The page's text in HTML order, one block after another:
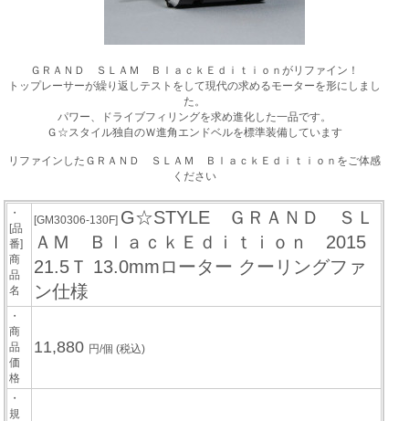
ＧＲＡＮＤ ＳＬＡＭ ＢｌａｃｋＥｄｉｔｉｏｎがリファイン！
トップレーサーが繰り返しテストをして現代の求めるモーターを形にしまし
た。
パワー、ドライブフィリングを求め進化した一品です。
Ｇ☆スタイル独自のＷ進角エンドベルを標準装備しています
リファインしたＧＲＡＮＤ ＳＬＡＭ ＢｌａｃｋＥｄｉｔｉｏｎをご体感
ください
・
[品
番]
商
品
名
[GM30306-130F] G☆STYLE ＧＲＡＮＤ ＳＬ
ＡＭ ＢｌａｃｋＥｄｉｔｉｏｎ 2015
21.5Ｔ 13.0mmローター クーリングファ
ン仕様
・
商
品
価
格
11,880 円/個(税込)
・
規